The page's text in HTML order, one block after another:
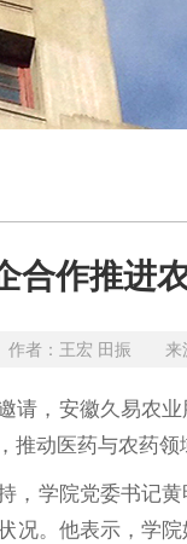
合作推进
作者：王宏 田振 来
请，安徽久易农
动医药与农药领
，学院党委书记
况。他表示，学